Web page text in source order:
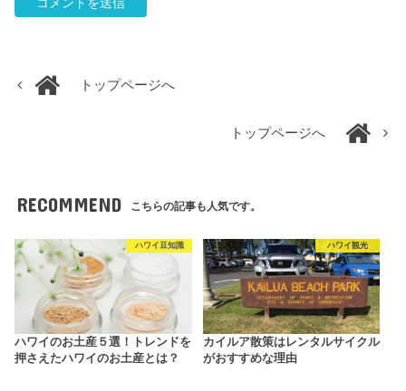
トップページへ
トップページへ
RECOMMEND こちらの記事も人気です。
ハワイ豆知識
ハワイのお土産５選！トレンドを
押さえたハワイのお土産とは？
ハワイ観光
カイルア散策はレンタルサイクル
がおすすめな理由